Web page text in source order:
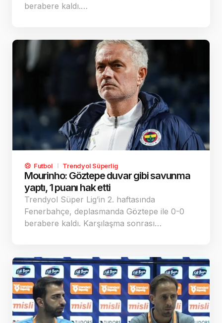
berabere kaldı.…
Futbol Trendyol Süperlig
Mourinho: Göztepe duvar gibi savunma
yaptı, 1 puanı hak etti
Trendyol Süper Lig’in 2. haftasında
Fenerbahçe, deplasmanda Göztepe ile 0-0
berabere kaldı. Karşılaşma sonrası…